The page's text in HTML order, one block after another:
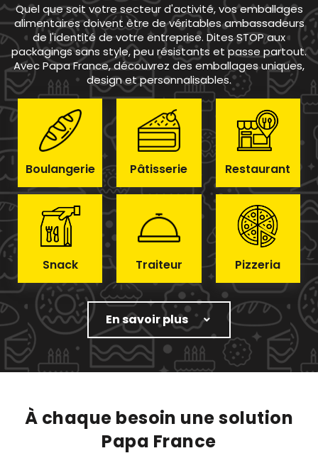
Quel que soit votre secteur d'activité, vos emballages
alimentaires doivent être de véritables ambassadeurs
de l'identité de votre entreprise. Dites STOP aux
packagings sans style, peu résistants et passe partout.
Avec Papa France, découvrez des emballages uniques,
design et personnalisables.
Boulangerie Pâtisserie Restaurant
Snack Traiteur Pizzeria
En savoir plus
À chaque besoin une solution
Papa France